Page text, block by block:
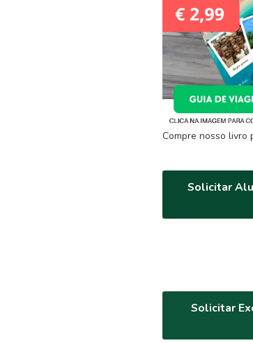
Compre nosso livro
Solicitar
Solicitar